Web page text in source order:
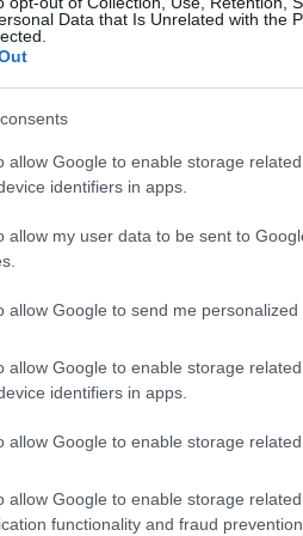
Data that Is Unrelated with the
allow Google to enable storage
identifiers in apps.
allow my user data to be sent to
allow Google to send me personalized
allow Google to enable storage
identifiers in apps.
allow Google to enable storage
allow Google to enable storage
functionality and fraud
συμμετέχουν πλέον
Ακολουθήστε το